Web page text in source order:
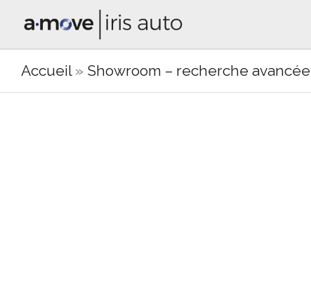
Accueil» Showroom – recherche avancée